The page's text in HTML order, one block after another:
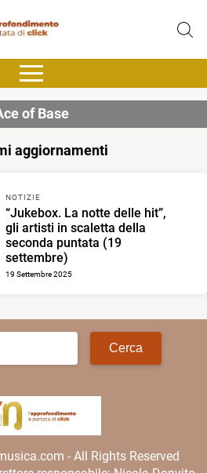
of Base
aggiornamenti
NOTIZIE
“Jukebox. La notte delle hit”,
gli artisti in scaletta della
seconda puntata (19
settembre)
19 Settembre 2025
- All Rights Reserved